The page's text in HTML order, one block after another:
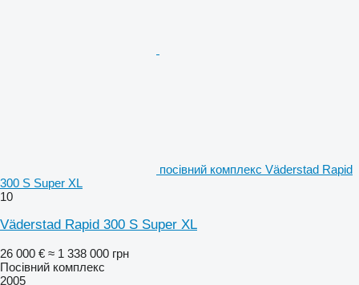
посівний комплекс Väderstad Rapid
300 S Super XL
10
Väderstad Rapid 300 S Super XL
26 000 € ≈ 1 338 000 грн
Посівний комплекс
2005